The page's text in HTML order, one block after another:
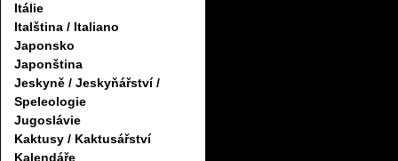
Itálie
Italština / Italiano
Japonsko
Japonština
Jeskyně / Jeskyňářství /
Speleologie
Jugoslávie
Kaktusy / Kaktusářství
Kalendáře